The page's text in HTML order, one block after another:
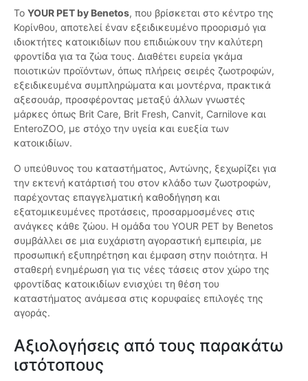
Το YOUR PET by Benetos, που βρίσκεται στο κέντρο της
Κορίνθου, αποτελεί έναν εξειδικευμένο προορισμό για
ιδιοκτήτες κατοικιδίων που επιδιώκουν την καλύτερη
φροντίδα για τα ζώα τους. Διαθέτει ευρεία γκάμα
ποιοτικών προϊόντων, όπως πλήρεις σειρές ζωοτροφών,
εξειδικευμένα συμπληρώματα και μοντέρνα, πρακτικά
αξεσουάρ, προσφέροντας μεταξύ άλλων γνωστές
μάρκες όπως Brit Care, Brit Fresh, Canvit, Carnilove και
EnteroZOO, με στόχο την υγεία και ευεξία των
κατοικιδίων.
Ο υπεύθυνος του καταστήματος, Αντώνης, ξεχωρίζει για
την εκτενή κατάρτισή του στον κλάδο των ζωοτροφών,
παρέχοντας επαγγελματική καθοδήγηση και
εξατομικευμένες προτάσεις, προσαρμοσμένες στις
ανάγκες κάθε ζώου. Η ομάδα του YOUR PET by Benetos
συμβάλλει σε μια ευχάριστη αγοραστική εμπειρία, με
προσωπική εξυπηρέτηση και έμφαση στην ποιότητα. Η
σταθερή ενημέρωση για τις νέες τάσεις στον χώρο της
φροντίδας κατοικιδίων ενισχύει τη θέση του
καταστήματος ανάμεσα στις κορυφαίες επιλογές της
αγοράς.
Αξιολογήσεις από τους παρακάτω
ιστότοπους